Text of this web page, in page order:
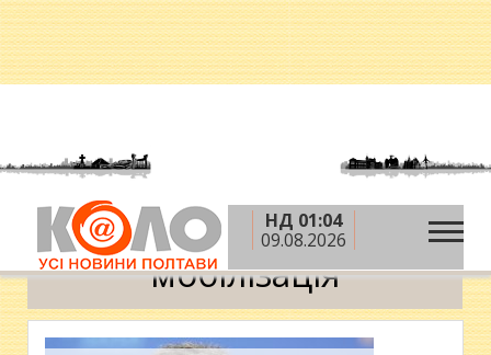
НД 01:04
09.08.2026
Головна » мобілізація
мобілізація